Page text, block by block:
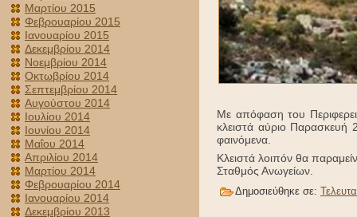
Μαρτίου 2015
Φεβρουαρίου 2015
Ιανουαρίου 2015
Δεκεμβρίου 2014
Νοεμβρίου 2014
Οκτωβρίου 2014
Σεπτεμβρίου 2014
Αυγούστου 2014
Ιουλίου 2014
Ιουνίου 2014
Μαΐου 2014
Απριλίου 2014
Μαρτίου 2014
Φεβρουαρίου 2014
Ιανουαρίου 2014
Δεκεμβρίου 2013
Με απόφαση του
κλειστά αύριο Παρασκευή
φαινόμενα.
Κλειστά λοιπόν θα
Σταθμός Ανωγείων.
Δημοσιεύθηκε σε: